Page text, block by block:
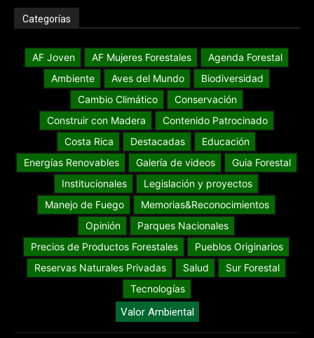
Categorías
AF Joven AF Mujeres Forestales
Agenda Forestal
Ambiente
Aves del Mundo
Biodiversidad
Cambio Climático
Conservación
Construir con Madera
Contenido Patrocinado
Costa Rica
Destacadas
Educación
Energías Renovables
Galería de videos
Guia Forestal
Institucionales
Legislación y proyectos
Manejo de Fuego
Memorias&Reconocimientos
Opinión
Parques Nacionales
Precios de Productos Forestales
Pueblos Originarios
Reservas Naturales Privadas
Salud
Sur Forestal
Tecnologías
Valor Ambiental